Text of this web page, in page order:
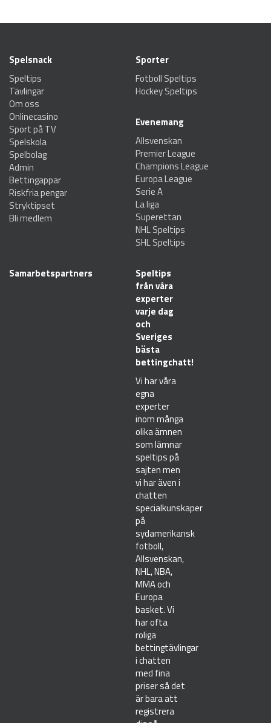
Spelsnack
Speltips
Tävlingar
Om oss
Onlinecasino
Sport på TV
Spelskola
Spelbolag
Admin
Bettingappar
Riskfria pengar
Stryktipset
Bli medlem
Sporter
Fotboll Speltips
Hockey Speltips
Evenemang
Allsvenskan
Premier League
Champions League
Europa League
Serie A
La liga
Superettan
NHL Speltips
SHL Speltips
Samarbetspartners
Speltips
från våra
experter
varje dag
och
Sveriges
bästa
bettingchatt!
Vi har våra
egna
experter
inom många
olika ämnen
som lämnar
speltips på
sajten men
vi har även i
chatten
specialkunskaper
på
sydamerikansk
fotboll,
Allsvenskan,
NHL, NBA,
MMA och
Europa
basket. Vi
har ofta
roliga
bettingtävlingar
i chatten
med fina
priser så det
är bara att
registrera